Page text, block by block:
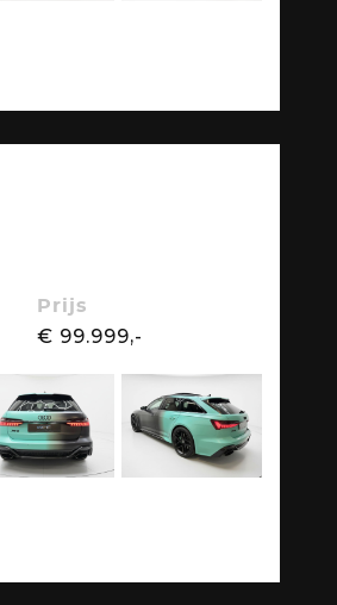
Prijs
€ 99.999,-